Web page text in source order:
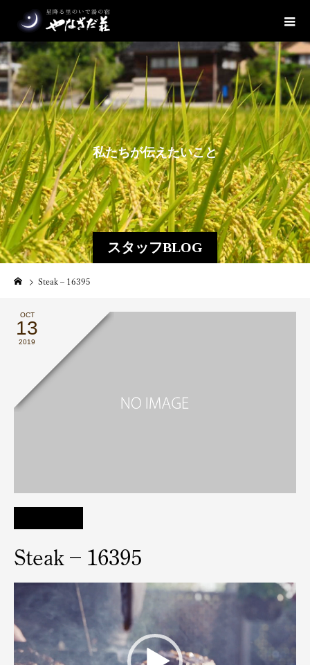
スタッフBLOG
私たちが伝えたいこと
Steak – 16395
OCT
13
2019
Steak – 16395
レ
ー
ヤ
ー